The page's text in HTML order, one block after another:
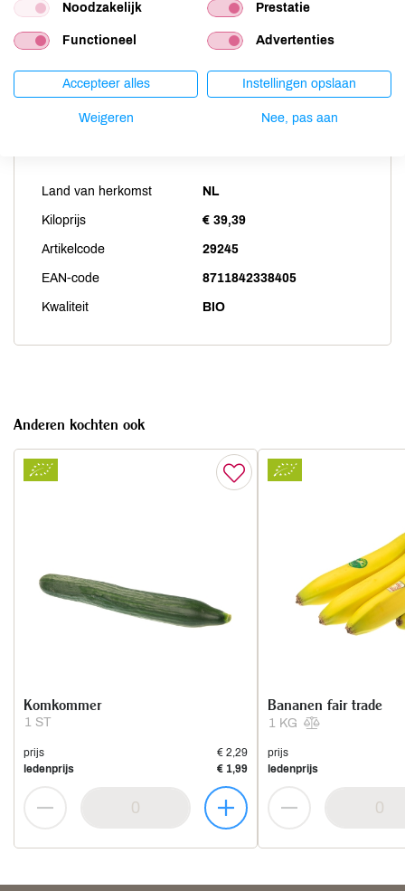
Vis
niet aanwezig
Weekdieren
niet aanwezig
Land van herkomst NL
Kiloprijs € 39,39
Artikelcode 29245
EAN-code 8711842338405
Kwaliteit BIO
Anderen kochten ook
1 ST
Komkommer
prijs
€ 2,29
ledenprijs
€ 1,99
1 KG
Bananen fair trade
prijs
ledenprijs
Noodzakelijk Prestatie
Functioneel Advertenties
Accepteer alles Instellingen opslaan
Weigeren Nee, pas aan